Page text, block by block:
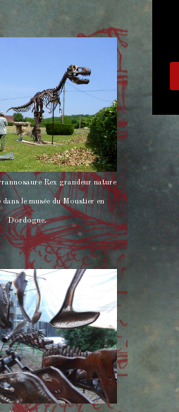
Rex grandeur nature
le musée du Moustier en
Dordogne.